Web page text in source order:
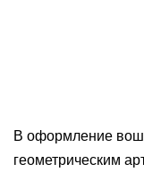
В оформление
геометрическим